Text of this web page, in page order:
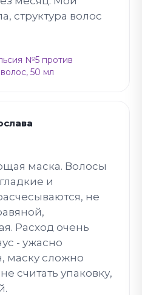
структура волос
№5 против
50 мл
маска. Волосы
и
не
Расход очень
- ужасно
маску сложно
считать упаковку,